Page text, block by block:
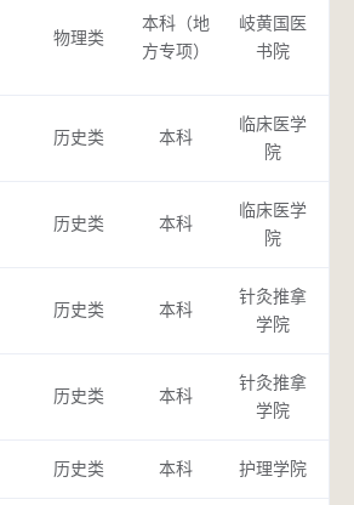
物理类
本科（地
方专项）
岐黄国医
书院
历史类 本科
临床医学
院
历史类 本科
临床医学
院
历史类 本科
针灸推拿
学院
历史类 本科
针灸推拿
学院
历史类 本科 护理学院